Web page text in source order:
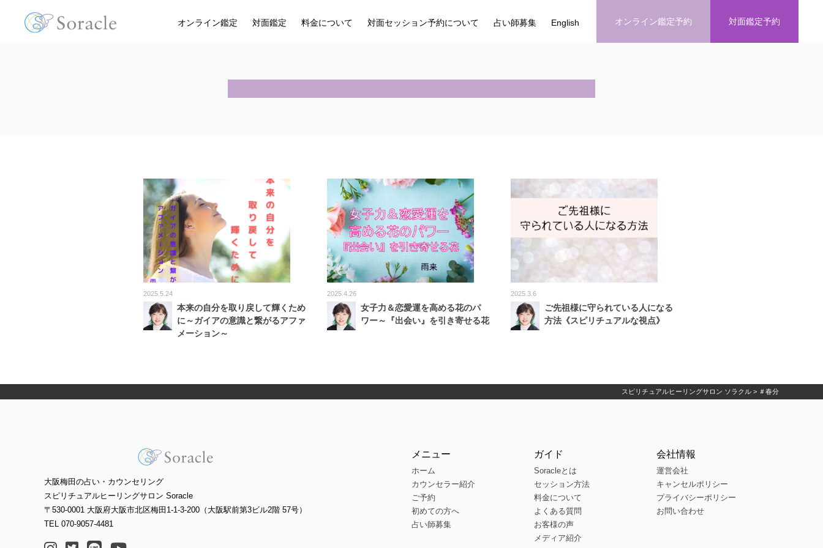
オンライン鑑定 対面鑑定 料金について 対面セッション予約について 占い師募集 English オンライン鑑定予約 対面鑑定予約
2025.5.24
本来の自分を取り戻して輝くため
に～ガイアの意識と繋がるアファ
メーション～
2025.4.26
女子力＆恋愛運を高める花のパ
ワー～『出会い』を引き寄せる花
2025.3.6
ご先祖様に守られている人になる
方法《スピリチュアルな視点》
スピリチュアルヒーリングサロン ソラクル > ＃春分
大阪梅田の占い・カウンセリング
スピリチュアルヒーリングサロン Soracle
〒530-0001 大阪府大阪市北区梅田1-1-3-200（大阪駅前第3ビル2階 57号）
TEL 070-9057-4481
メニュー
ホーム
カウンセラー紹介
ご予約
初めての方へ
占い師募集
ガイド
Soracleとは
セッション方法
料金について
よくある質問
お客様の声
メディア紹介
会社情報
運営会社
キャンセルポリシー
プライバシーポリシー
お問い合わせ